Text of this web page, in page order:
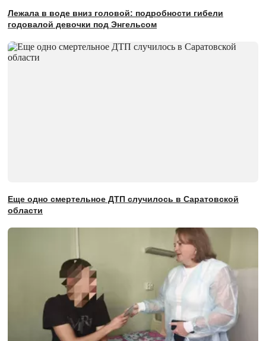
Лежала в воде вниз головой: подробности гибели
годовалой девочки под Энгельсом
Еще одно смертельное ДТП случилось в Саратовской
области